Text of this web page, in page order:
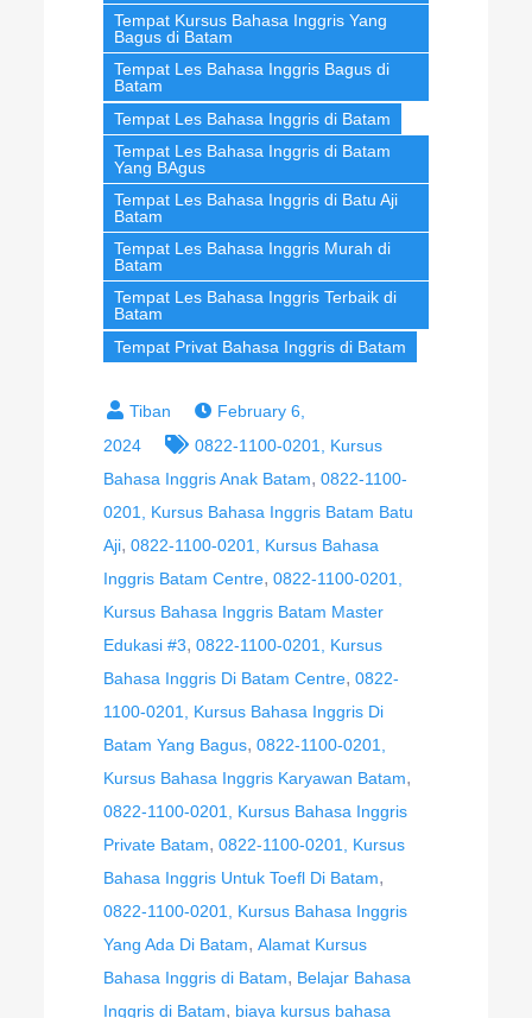
Tempat Kursus Bahasa Inggris Yang
Bagus di Batam
Tempat Les Bahasa Inggris Bagus di
Batam
Tempat Les Bahasa Inggris di Batam
Tempat Les Bahasa Inggris di Batam
Yang BAgus
Tempat Les Bahasa Inggris di Batu Aji
Batam
Tempat Les Bahasa Inggris Murah di
Batam
Tempat Les Bahasa Inggris Terbaik di
Batam
Tempat Privat Bahasa Inggris di Batam
February 6,
2024
0822-1100-0201, Kursus
Bahasa Inggris Anak Batam,0822-1100-
0201, Kursus Bahasa Inggris Batam Batu
Aji,0822-1100-0201, Kursus Bahasa
Inggris Batam Centre,0822-1100-0201,
Kursus Bahasa Inggris Batam Master
Edukasi #3,0822-1100-0201, Kursus
Bahasa Inggris Di Batam Centre,0822-
1100-0201, Kursus Bahasa Inggris Di
Batam Yang Bagus,0822-1100-0201,
Kursus Bahasa Inggris Karyawan Batam,
0822-1100-0201, Kursus Bahasa Inggris
Private Batam,0822-1100-0201, Kursus
Bahasa Inggris Untuk Toefl Di Batam,
0822-1100-0201, Kursus Bahasa Inggris
Yang Ada Di Batam,Alamat Kursus
Bahasa Inggris di Batam, Belajar Bahasa
Inggris di Batam, biaya kursus bahasa